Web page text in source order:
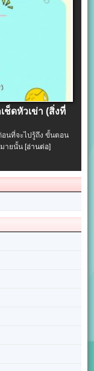
ช็ดหัวเข่า (สิ่งที่
อนที่จะไปรู้ถึง ขั้นตอน
มายนั้น[อ่านต่อ]